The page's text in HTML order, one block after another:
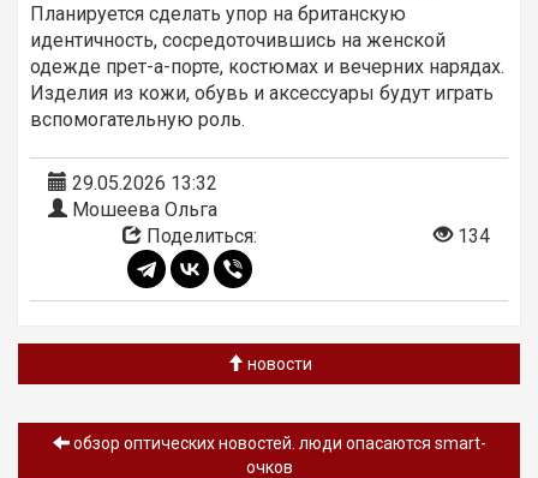
Планируется сделать упор на британскую
идентичность, сосредоточившись на женской
одежде прет-а-порте, костюмах и вечерних нарядах.
Изделия из кожи, обувь и аксессуары будут играть
вспомогательную роль.
29.05.2026 13:32
Мошеева Ольга
Поделиться:
134
новости
обзор oптических новостей. люди опасаются smart-
очков